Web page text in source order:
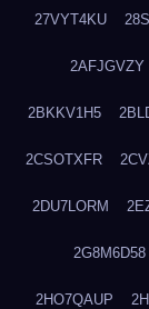
27VYT4KU
2AFJGVZY
2BKKV1H5
2CSOTXFR
2DU7LORM
2G8M6D58
2HO7QAUP